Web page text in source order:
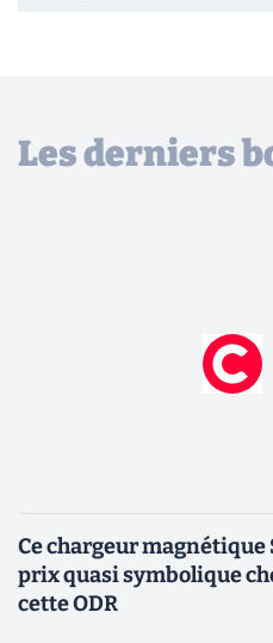
Les derniers
Ce chargeur magnétique
prix quasi symbolique
cette ODR